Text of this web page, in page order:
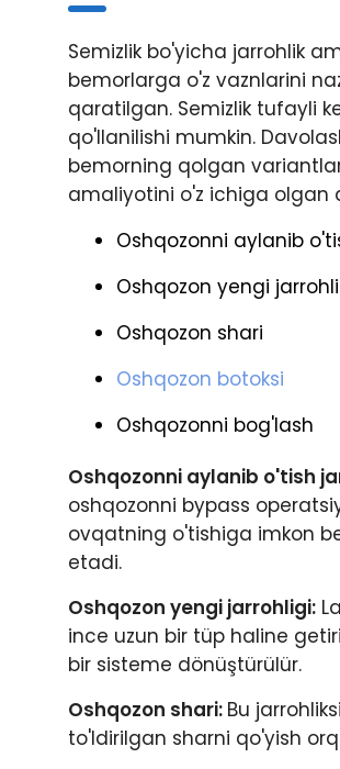
Semizlik bo'yicha jarrohlik
bemorlarga o'z vaznlarini
qaratilgan. Semizlik tufayli
qo'llanilishi mumkin.
bemorning qolgan
amaliyotini o'z ichiga olgan
Oshqozonni aylanib
Oshqozon yengi
Oshqozon shari
Oshqozon botoksi
Oshqozonni bog'lash
Oshqozonni aylanib o'tish
oshqozonni bypass
ovqatning o'tishiga imkon
etadi.
Oshqozon yengi jarrohligi:
ince uzun bir tüp haline
bir sisteme dönüştürülür.
Oshqozon shari: Bu
to'ldirilgan sharni qo'yish